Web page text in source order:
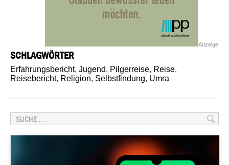
Anzeige
SCHLAGWÖRTER
Erfahrungsbericht, Jugend, Pilgerreise, Reise,
Reisebericht, Religion, Selbstfindung, Umra